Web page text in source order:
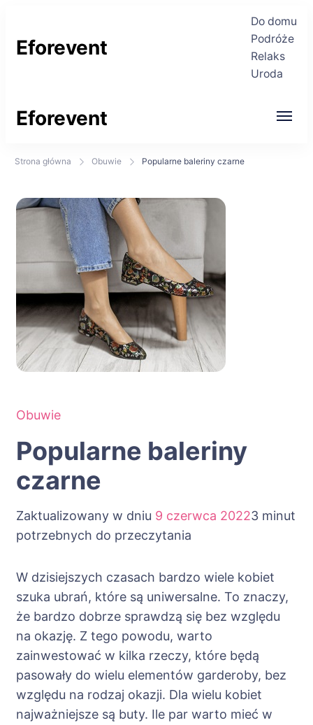
Eforevent
Do domu
Podróże
Relaks
Uroda
Eforevent
Najświeższe informacje
Strona główna Obuwie Popularne baleriny czarne
Obuwie
Popularne baleriny
czarne
Zaktualizowany w dniu 9 czerwca 20223 minut
potrzebnych do przeczytania
W dzisiejszych czasach bardzo wiele kobiet
szuka ubrań, które są uniwersalne. To znaczy,
że bardzo dobrze sprawdzą się bez względu
na okazję. Z tego powodu, warto
zainwestować w kilka rzeczy, które będą
pasowały do wielu elementów garderoby, bez
względu na rodzaj okazji. Dla wielu kobiet
najważniejsze są buty. Ile par warto mieć w